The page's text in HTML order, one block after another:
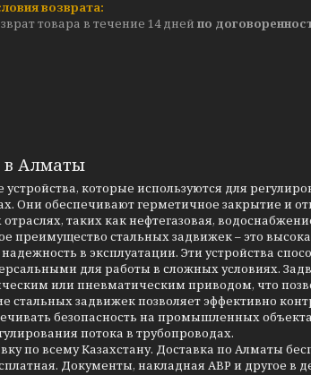
товара в течение 14 дней по
в Алматы
которые используются для
Они обеспечивают герметичное закрытие и
таких как нефтегазовая,
стальных задвижек – это
в эксплуатации. Эти устройства
для работы в сложных условиях.
или пневматическим приводом, что
стальных задвижек позволяет эффективно
безопасность на промышленных
потока в трубопроводах.
по всему Казахстану. Доставка по Алматы
Документы, накладная АВР и другое в